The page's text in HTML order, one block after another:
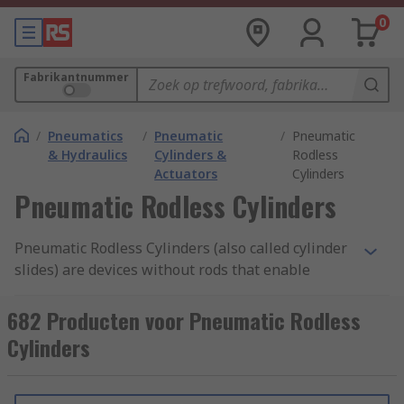
0
Fabrikantnummer
/ Pneumatics
& Hydraulics
/ Pneumatic
Cylinders &
Actuators
/ Pneumatic
Rodless
Cylinders
Pneumatic Rodless Cylinders
Pneumatic Rodless Cylinders (also called cylinder
slides) are devices without rods that enable
environment. Pistons fit closely into actuator
tubes and move up and down against the
compressed air pressure in the tubes to create
their end points via the external carriages
682 Producten voor Pneumatic Rodless
Cylinders